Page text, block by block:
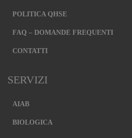
POLITICA QHSE
FAQ – DOMANDE FREQUENTI
CONTATTI
SERVIZI
AIAB
BIOLOGICA